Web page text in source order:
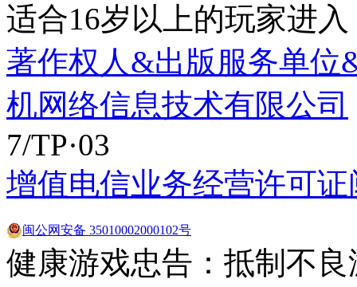
适合16岁以上的玩家进入
著作权人&出版服务单位
机网络信息技术有限公司
7/TP·03
增值电信业务经营许可证
闽公网安备 35010002000102号
健康游戏忠告：抵制不